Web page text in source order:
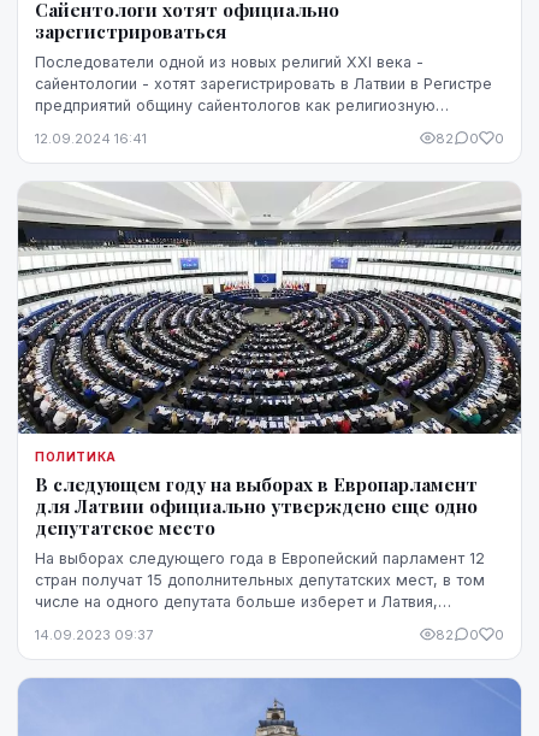
Сайентологи хотят официально
зарегистрироваться
Последователи одной из новых религий XXI века -
сайентологии - хотят зарегистрировать в Латвии в Регистре
предприятий общину сайентологов как религиозную
12.09.2024 16:41 82 0 0
ПОЛИТИКА
В следующем году на выборах в Европарламент
для Латвии официально утверждено еще одно
депутатское место
На выборах следующего года в Европейский парламент 12
стран получат 15 дополнительных депутатских мест, в том
числе на одного депутата больше изберет и Латвия,
14.09.2023 09:37 82 0 0